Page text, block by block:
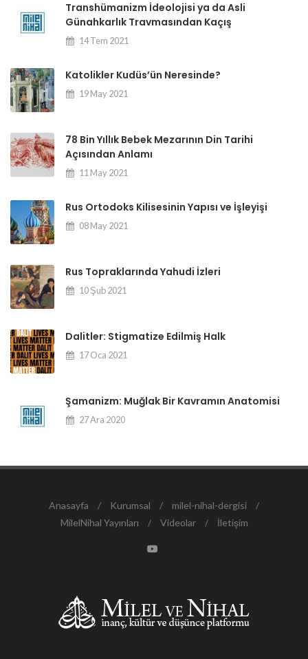
Transhümanizm İdeolojisi ya da Asli
Günahkarlık Travmasından Kaçış
14 Tem 2021
Katolikler Kudüs’ün Neresinde?
19 May 2021
78 Bin Yıllık Bebek Mezarının Din Tarihi
Açısından Anlamı
11 May 2021
Rus Ortodoks Kilisesinin Yapısı ve İşleyişi
08 May 2021
Rus Topraklarında Yahudi İzleri
10 Şub 2021
Dalitler: Stigmatize Edilmiş Halk
17 Oca 2021
Şamanizm: Muğlak Bir Kavramın Anatomisi
27 Ara 2020
Anasayfa / Kurumsal / milel-nihal-dergisi
/
MilelNihal Yayınları
/ Videolar / İletişim